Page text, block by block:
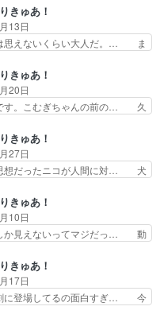
がもたな… これはとても素晴
ギャグ… 青く澄む空と坂の途
悟、…
ンで告白するとは… 子ども時
の小学生が羨ま… 「悟はあた
くんはものじ… 何回見てもド
て凄いお話… 悟といろはマジ
化して… ありえな〜いほど絶
初デ… 実際に声に出した回数
…
きゅあ！
13日
思えないくらい大人だ。… ま
観てもらいたいなと… みんな
園から小学校低学… は
神回！！！！！！！！… みん
させていただきま… 初デート
すぎてやばい… いつも誰かの
いろはと悟… 今まで自分の中
ったのが…
きゅあ！
20日
す。こむぎちゃんの前の… 久
主に会って事情を説… こむぎ
の言葉で意思表示… こむぎの
り苦悩するいろ… こんなの泣
＞＜（号泣）… やむを得ない
だろうと… もうずっと泣いて
ゃなく… 最終章突入前に改め
こむ…
きゅあ！
27日
想だったニコが人間に対… 犬
制作:東映アニメ… ニコエボリ
様、悪い人（… ハロウィンの
むぎが出会… 』第３９話の感
主人公闇… 遠吠えだ（イケ
と皆の… 撮影時のユキの表情
モブ… 基本的にはニコさまが
ン…
きゅあ！
10日
か見えないってマジだっ… 動
た。普段大好きな作… ここ２
が続いていたので… ワンニャ
アニメーショ… ニコの力の暴
てしまった… もう残り10話
きゅあ！
17日
に登場してるの面白すぎ… 今